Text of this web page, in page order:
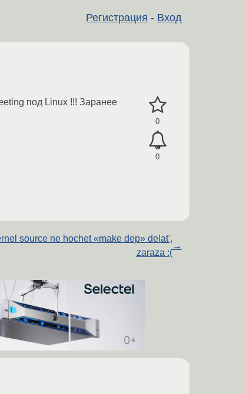
Регистрация - Вход
0
0
под Linux !!! Заранее
source ne hochet «make dep» delat',
zaraza :(
→